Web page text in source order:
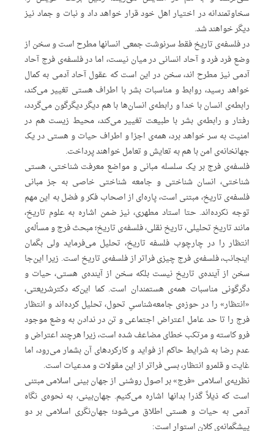
سخاوتمندانه‌ در اختیار اهل‌ خود قرار خواهد داد و نبات‌ و جماد نیز
دیگر خواهند شد.
در فلسفه‌ی‌ تاریخ‌ فقط‌ سرنوشت‌ جمعی‌ انسانها مطرح‌ است‌ و سخن‌ از
وضع‌ فرد فرد و آحاد انسانی‌ در میان‌ نیست، اما در فلسفه‌ی‌ فرج‌ آحاد
آدمی‌ نیز مطرح‌ اند، سخن‌ در این‌ است‌ که‌ عقول‌ آحاد آدمی‌ به‌ کمال‌
خواهد رسید، روابط‌ و مناسبات‌ بشر با اطراف‌ هستی‌ تغییر می‌کند،
رابطه‌ی‌ انسان‌ با خدا و رابطه‌ی‌ انسان‌ها با هم‌ دیگر دیگرگون‌ می‌گردد،
رفتار و رابطه‌ی‌ بشر با طبیعت‌ تغییر می‌کند، محیط‌ زیست‌ هم‌ در
امنیت‌ به‌ سر خواهد برد، همه‌ی‌ اجزا و اطراف‌ حیات‌ و هستی‌ در یک‌
جهانخانه‌ی‌ امن‌ با هم‌ به‌ تعایش‌ و تعامل‌ خواهند پرداخت.
فلسفه‌ی‌ فرج‌ بر یک‌ سلسله‌ مبانی‌ و مواضع‌ معرفت‌ شناختی، هستی‌
شناختی، انسان‌ شناختی‌ و جامعه‌ شناختی‌ خاصی‌ به‌ جز مبانی‌
فلسفه‌ی‌ تاریخ، مبتنی‌ است، پاره‌ای‌ از اصحاب‌ فکر و فضل‌ به‌ این‌ مهم‌
توجه‌ نکرده‌اند. حتا استاد مطهری، نیز ضمن‌ اشاره‌ به‌ علوم‌ تاریخ،
مانند تاریخ‌ تحلیلی، تاریخ‌ نقلی، فلسفه‌ی‌ تاریخ؛ مبحث‌ فرج‌ و مسأله‌ی‌
انتظار را در چارچوب‌ فلسفه‌ تاریخ، تحلیل‌ می‌فرماید ولی‌ بگمان‌
اینجانب، فلسفه‌ی‌ فرج‌ چیزی‌ فراتر از فلسفه‌ی‌ تاریخ‌ است. زیرا این‌جا
سخن‌ از آینده‌ی‌ تاریخ‌ نیست‌ بلکه‌ سخن‌ از آینده‌ی‌ هستی، حیات‌ و
دگرگونی‌ مناسبات‌ همه‌ی‌ هستمندان‌ است. کما این‌که‌ دکترشریعتی،
«انتظار» را در حوزه‌ی‌ جامعه‌شناسیِ‌ تحول، تحلیل‌ کرده‌اند و انتظار
فرج‌ را تا حد عامل‌ اعتراض‌ اجتماعی‌ و تن‌ در ندادن‌ به‌ وضع‌ موجود
فرو کاسته‌ و مرتکب‌ خطای‌ مضاعف‌ شده‌ است، زیرا هرچند اعتراض‌ و
عدم‌ رضا به‌ شرایط‌ حاکم‌ از فواید و کارکردهای‌ آن‌ بشمار می‌رود، اما
غایت‌ و قلمرو انتظار، بسی‌ فراتر از این‌ مقولات‌ و مدعیات‌ است.
نظریه‌ی‌ اسلامی‌ «فرج» بر اصول‌ روشنی‌ از جهان‌ بینی‌ اسلامی‌ مبتنی‌
است‌ که‌ ذیلاً‌ گذرا بدانها اشاره‌ می‌کنیم. جهان‌بینی، به‌ نحوه‌ی‌ نگاه‌
آدمی‌ به‌ حیات‌ و هستی‌ اطلاق‌ می‌شود؛ جهان‌نگری‌ اسلامی‌ بر دو
پیشگمانه‌ی‌ کلان‌ استوار است: